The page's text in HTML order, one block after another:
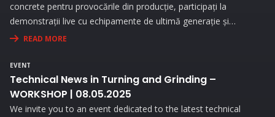
concrete pentru provocările din producție, participați la
demonstrații live cu echipamente de ultimă generație și
beneficiați de consultanță personalizată pentru a vă optimiza
READ MORE
EVENT
Technical News in Turning and Grinding –
WORKSHOP | 08.05.2025
We invite you to an event dedicated to the latest technical